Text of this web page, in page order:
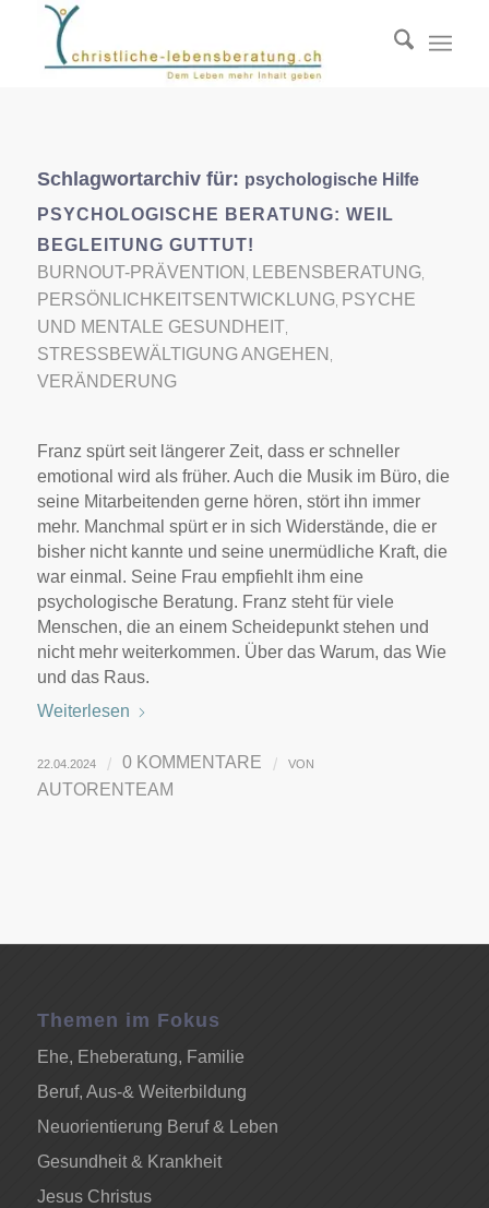
Schlagwortarchiv für: psychologische Hilfe
PSYCHOLOGISCHE BERATUNG: WEIL
BEGLEITUNG GUTTUT!
BURNOUT-PRÄVENTION
LEBENSBERATUNG,
PERSÖNLICHKEITSENTWICKLUNG,
PSYCHE
UND MENTALE GESUNDHEIT
STRESSBEWÄLTIGUNG ANGEHEN
VERÄNDERUNG
Franz spürt seit längerer Zeit, dass er schneller
emotional wird als früher. Auch die Musik im Büro, die
seine Mitarbeitenden gerne hören, stört ihn immer
mehr. Manchmal spürt er in sich Widerstände, die er
bisher nicht kannte und seine unermüdliche Kraft, die
war einmal. Seine Frau empfiehlt ihm eine
psychologische Beratung. Franz steht für viele
Menschen, die an einem Scheidepunkt stehen und
nicht mehr weiterkommen. Über das Warum, das Wie
und das Raus.
Weiterlesen
22.04.2024 / 0 KOMMENTARE / VON
AUTORENTEAM
Themen im Fokus
Ehe, Eheberatung, Familie
Beruf, Aus-& Weiterbildung
Neuorientierung Beruf & Leben
Gesundheit & Krankheit
Jesus Christus